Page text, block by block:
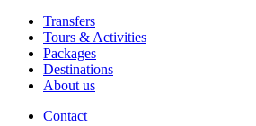
Transfers
Tours & Activities
Packages
Destinations
About us
Contact